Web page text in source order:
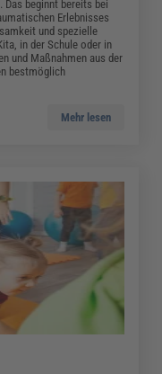
Das beginnt bereits bei
Erlebnisses
und spezielle
in der Schule oder in
und Maßnahmen aus der
bestmöglich
Mehr lesen